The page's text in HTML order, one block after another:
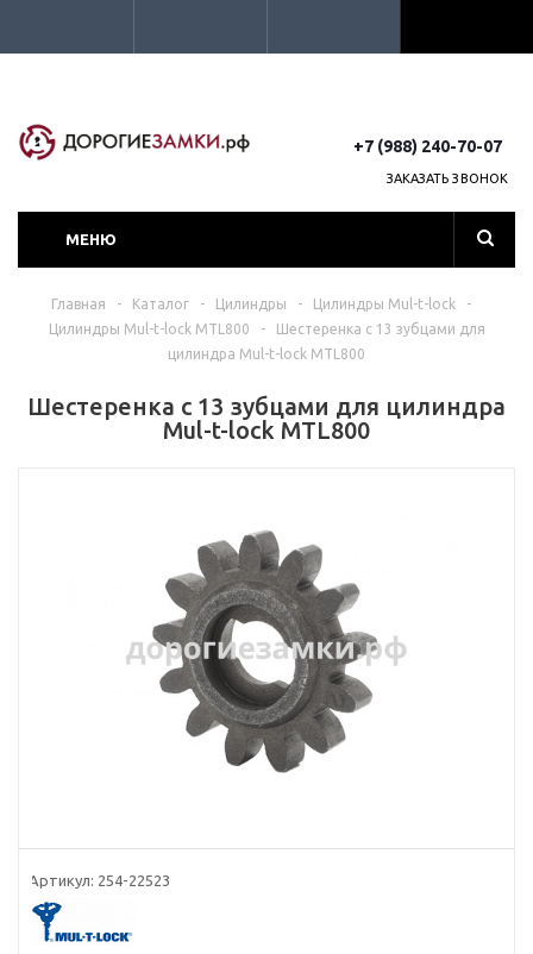
+7 (988) 240-70-07
ЗАКАЗАТЬ ЗВОНОК
МЕНЮ
Главная - Каталог - Цилиндры - Цилиндры Mul-t-lock
-
Цилиндры Mul-t-lock MTL800
-
Шестеренка с 13 зубцами для
цилиндра Mul-t-lock MTL800
Шестеренка с 13 зубцами для цилиндра
Mul-t-lock MTL800
Артикул: 254-22523